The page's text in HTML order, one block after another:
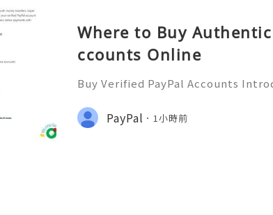
Where to Buy
ccounts Online
Buy Verified PayPal Accounts
n than ever. PayPal stands out as
ms for sending and recei
PayPal 1小時前